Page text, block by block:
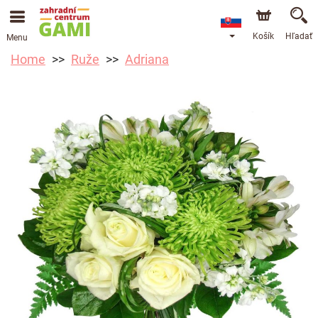
Menu Košík Hľadať
Home Ruže Adriana